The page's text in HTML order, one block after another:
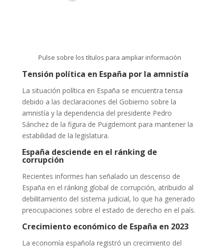
Pulse sobre los títulos para ampliar información
Tensión política en España por la amnistía
La situación política en España se encuentra tensa
debido a las declaraciones del Gobierno sobre la
amnistía y la dependencia del presidente Pedro
Sánchez de la figura de Puigdemont para mantener la
estabilidad de la legislatura.
España desciende en el ránking de
corrupción
Recientes informes han señalado un descenso de
España en el ránking global de corrupción, atribuido al
debilitamiento del sistema judicial, lo que ha generado
preocupaciones sobre el estado de derecho en el país.
Crecimiento económico de España en 2023
La economía española registró un crecimiento del